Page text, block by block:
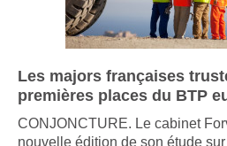
Les majors françaises
premières places du BTP
CONJONCTURE. Le cabinet